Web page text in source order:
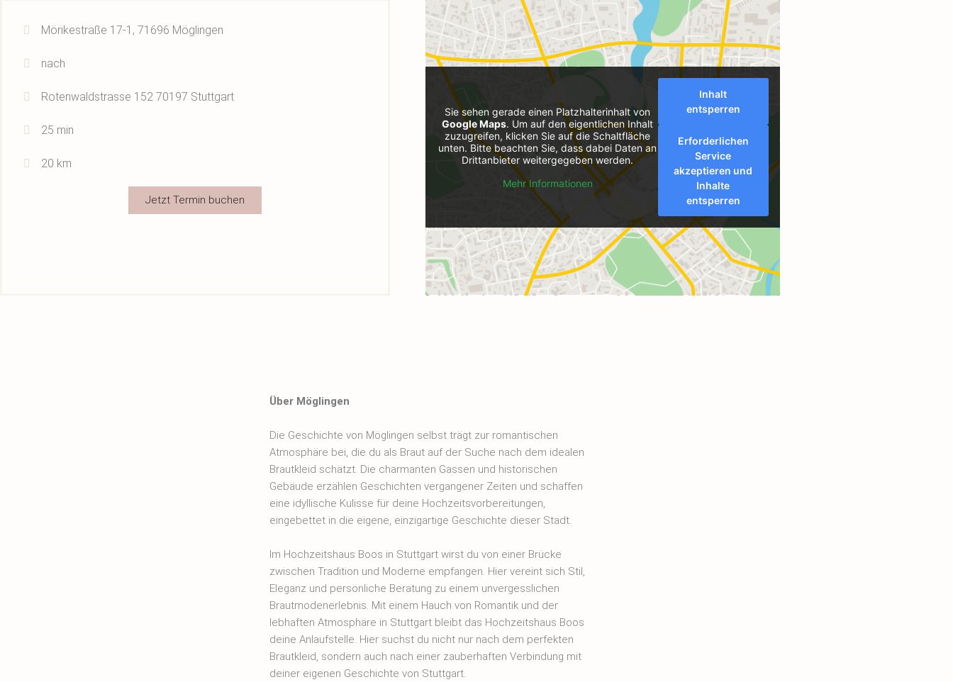
Mörikestraße 17-1, 71696 Möglingen
nach
Rotenwaldstrasse 152 70197 Stuttgart
25 min
20 km
Jetzt Termin buchen
Sie sehen gerade einen Platzhalterinhalt von
Google Maps. Um auf den eigentlichen Inhalt
zuzugreifen, klicken Sie auf die Schaltfläche
unten. Bitte beachten Sie, dass dabei Daten an
Drittanbieter weitergegeben werden.
Mehr Informationen
Inhalt
entsperren
Erforderlichen
Service
akzeptieren und
Inhalte
entsperren
Über Möglingen
Die Geschichte von Möglingen selbst trägt zur romantischen
Atmosphäre bei, die du als Braut auf der Suche nach dem idealen
Brautkleid schätzt. Die charmanten Gassen und historischen
Gebäude erzählen Geschichten vergangener Zeiten und schaffen
eine idyllische Kulisse für deine Hochzeitsvorbereitungen,
eingebettet in die eigene, einzigartige Geschichte dieser Stadt.
Im Hochzeitshaus Boos in Stuttgart wirst du von einer Brücke
zwischen Tradition und Moderne empfangen. Hier vereint sich Stil,
Eleganz und persönliche Beratung zu einem unvergesslichen
Brautmodenerlebnis. Mit einem Hauch von Romantik und der
lebhaften Atmosphäre in Stuttgart bleibt das Hochzeitshaus Boos
deine Anlaufstelle. Hier suchst du nicht nur nach dem perfekten
Brautkleid, sondern auch nach einer zauberhaften Verbindung mit
deiner eigenen Geschichte von Stuttgart.